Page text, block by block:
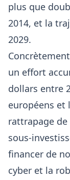
plus que
2014, et la
2029.
un effort
dollars entre
européens et
rattrapage de
sous-
financer de
cyber et la